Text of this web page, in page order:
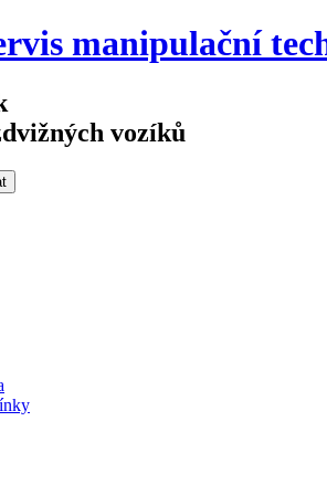
manipulační
vozíků